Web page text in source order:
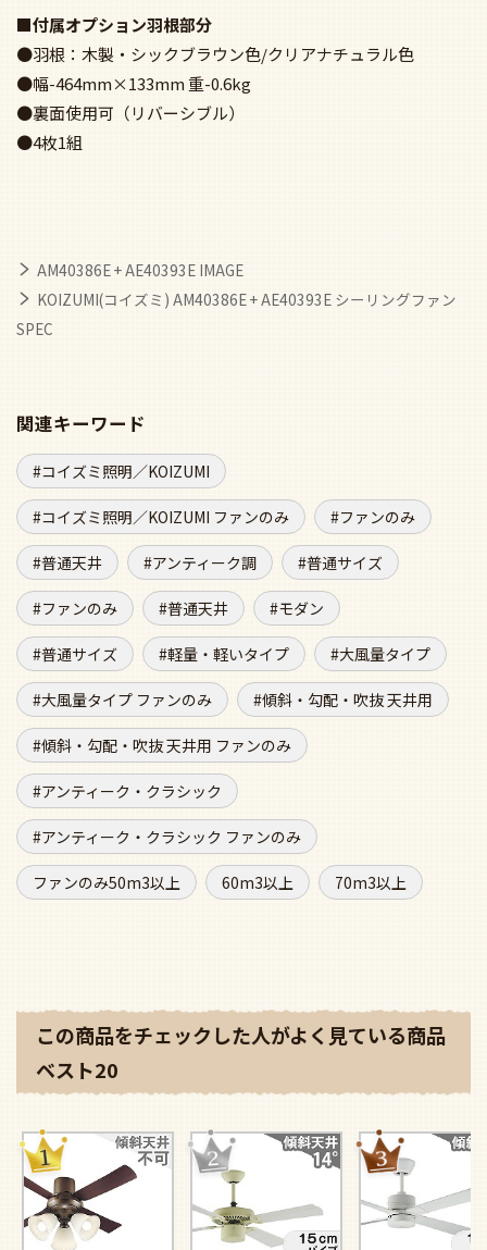
●羽根：木製・シックブラウン色/クリアナチュラル色
●幅-464mm×133mm 重-0.6kg
●裏面使用可（リバーシブル）
●4枚1組
KOIZUMI(コイズミ) AM40386E + AE40393E シーリングファン
SPEC
コイズミ照明／KOIZUMI ファンのみ
普通天井 アンティーク調 普通サイズ
ファンのみ 普通天井 モダン
普通サイズ 軽量・軽いタイプ
大風量タイプ ファンのみ 傾斜・勾配・吹抜 天井用
傾斜・勾配・吹抜 天井用 ファンのみ
アンティーク・クラシック
アンティーク・クラシック ファンのみ
ファンのみ50m3以上 60m3以上
この商品をチェックした人がよく見ている商品
ベスト20